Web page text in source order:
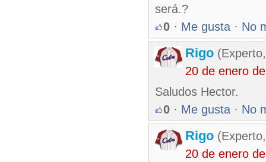
será.?
0 · Me gusta · No
Rigo
20 de enero
Saludos Hector.
0 · Me gusta · No
Rigo
20 de enero